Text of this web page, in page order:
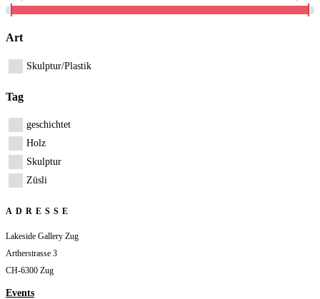
Art
Skulptur/Plastik
Tag
geschichtet
Holz
Skulptur
Züsli
ADRESSE
Lakeside Gallery Zug
Artherstrasse 3
CH-6300 Zug
Events